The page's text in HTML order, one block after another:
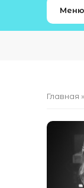
Меню
Главная »